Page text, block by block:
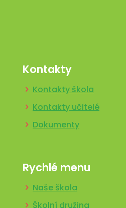
Kontakty
Kontakty škola
Kontakty učitelé
Dokumenty
Rychlé menu
Naše škola
Školní družina